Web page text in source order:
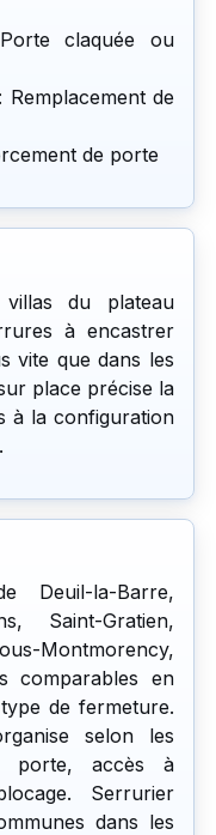
claquée ou
: Remplacement de
de porte
du plateau
à encastrer
vite que dans les
place précise la
à la configuration
Deuil-la-Barre,
Saint-Gratien,
Montmorency,
comparables en
de fermeture.
selon les
porte, accès à
Serrurier
dans les